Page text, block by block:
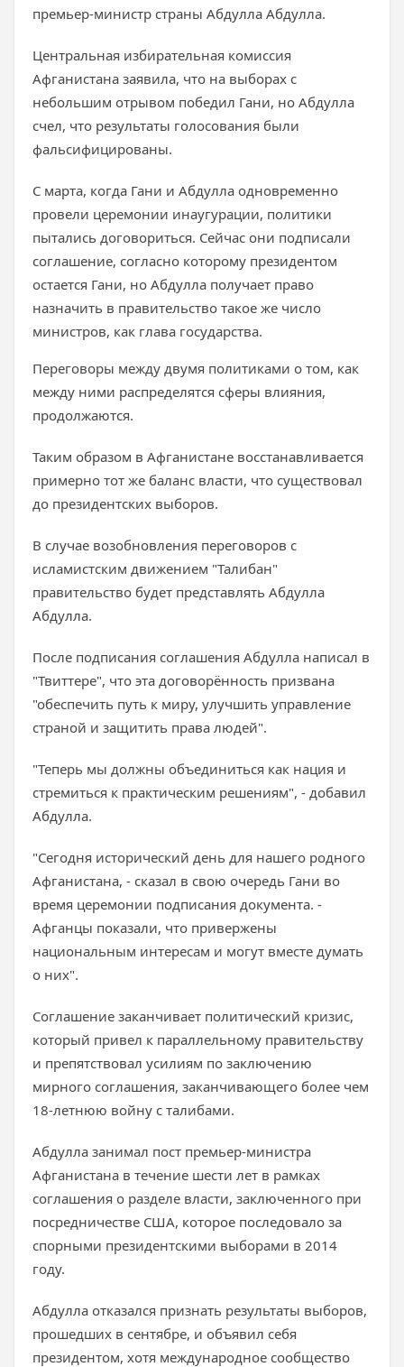
премьер-министр страны Абдулла Абдулла.
Центральная избирательная комиссия
Афганистана заявила, что на выборах с
небольшим отрывом победил Гани, но Абдулла
счел, что результаты голосования были
фальсифицированы.
С марта, когда Гани и Абдулла одновременно
провели церемонии инаугурации, политики
пытались договориться. Сейчас они подписали
соглашение, согласно которому президентом
остается Гани, но Абдулла получает право
назначить в правительство такое же число
министров, как глава государства.
Переговоры между двумя политиками о том, как
между ними распределятся сферы влияния,
продолжаются.
Таким образом в Афганистане восстанавливается
примерно тот же баланс власти, что существовал
до президентских выборов.
В случае возобновления переговоров с
исламистским движением "Талибан"
правительство будет представлять Абдулла
Абдулла.
После подписания соглашения Абдулла написал в
"Твиттере", что эта договорённость призвана
"обеспечить путь к миру, улучшить управление
страной и защитить права людей".
"Теперь мы должны объединиться как нация и
стремиться к практическим решениям", - добавил
Абдулла.
"Сегодня исторический день для нашего родного
Афганистана, - сказал в свою очередь Гани во
время церемонии подписания документа. -
Афганцы показали, что привержены
национальным интересам и могут вместе думать
о них".
Соглашение заканчивает политический кризис,
который привел к параллельному правительству
и препятствовал усилиям по заключению
мирного соглашения, заканчивающего более чем
18-летнюю войну с талибами.
Абдулла занимал пост премьер-министра
Афганистана в течение шести лет в рамках
соглашения о разделе власти, заключенного при
посредничестве США, которое последовало за
спорными президентскими выборами в 2014
году.
Абдулла отказался признать результаты выборов,
прошедших в сентябре, и объявил себя
президентом, хотя международное сообщество